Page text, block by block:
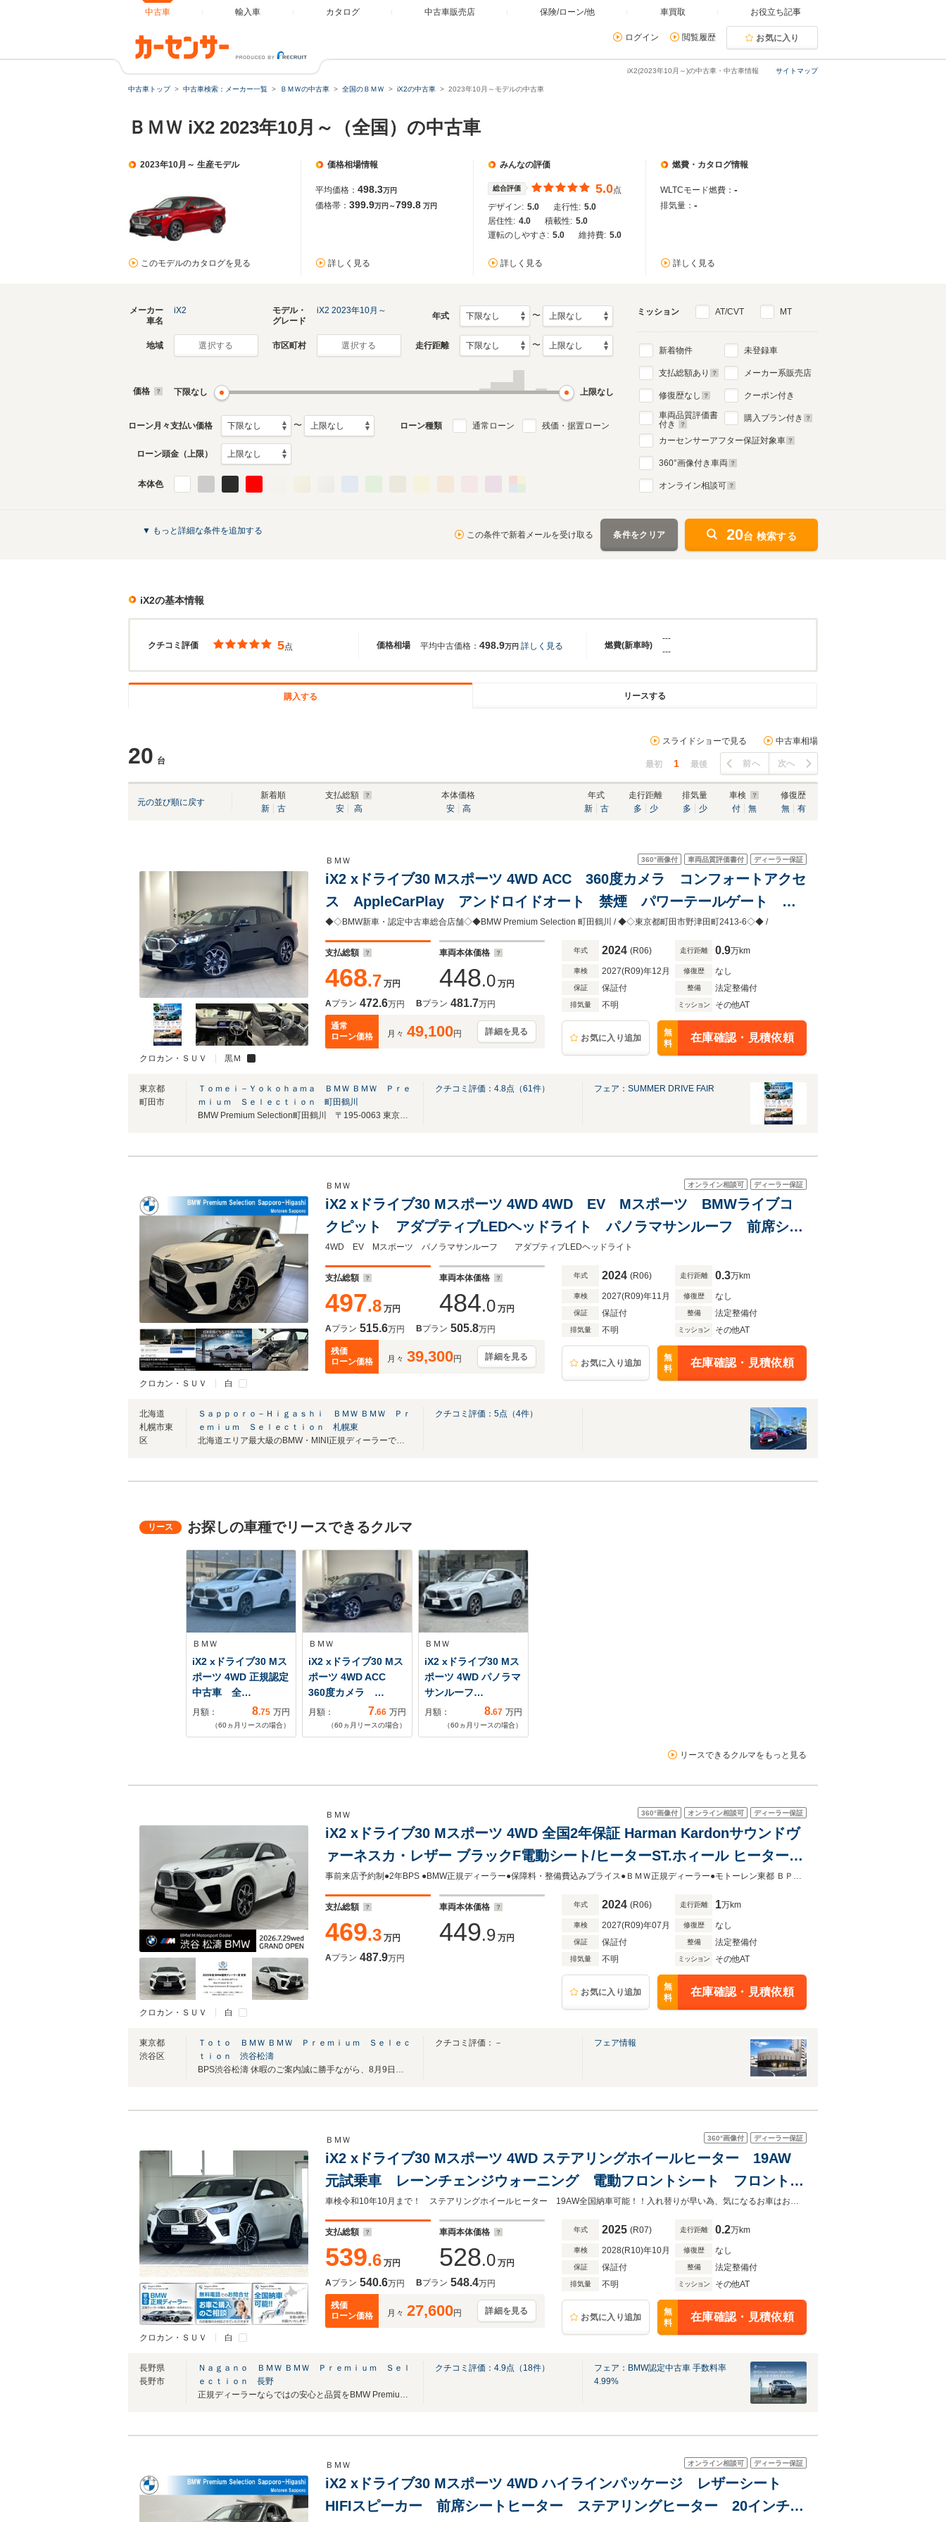
中古車 輸入車 カタログ 中古車販売店 保険/ローン/他 車買取 お役立ち記事
ログイン 閲覧履歴 お気に入り
サイトマップ
iX2(2023年10月～)の中古車・中古車情報
中古車トップ 中古車検索：メーカー一覧 ＢＭＷの中古車 全国のＢＭＷ iX2の中古車 2023年10月～モデルの中古車
ＢＭＷ iX2 2023年10月～（全国）の中古車
2023年10月～ 生産モデル
このモデルのカタログを見る
価格相場情報
平均価格： 498.3万円
価格帯： 399.9万円～799.8 万円
詳しく見る
みんなの評価
総合評価 5.0点
デザイン: 5.0 走行性: 5.0
居住性: 4.0 積載性: 5.0
運転のしやすさ: 5.0 維持費: 5.0
詳しく見る
燃費・カタログ情報
WLTCモード燃費： -
排気量： -
詳しく見る
メーカー
車名
iX2
モデル・
グレード
iX2 2023年10月～
年式 〜
地域 選択する 市区町村 選択する 走行距離 〜
価格 下限なし 上限なし
ローン月々支払い価格 〜 ローン種類 通常ローン 残価・据置ローン
ローン頭金（上限）
本体色
ミッション AT/CVT MT
新着物件
支払総額あり
修復歴なし
車両品質評価書
付き
未登録車
メーカー系販売店
クーポン付き
購入プラン付き
カーセンサーアフター保証対象車
360°画像付き車両
オンライン相談可
▼ もっと詳細な条件を追加する この条件で新着メールを受け取る 条件をクリア 20台 検索する
iX2の基本情報
クチコミ評価 価格相場 燃費(新車時)
5点 平均中古価格： 498.9万円 詳しく見る
---
---
購入する リースする
20 台
スライドショーで見る 中古車相場
最初 1 最後 前へ 次へ
元の並び順に戻す
新着順
新
古
支払総額
安
高
本体価格
安
高
年式
新
古
走行距離
多
少
排気量
多
少
車検
付
無
修復歴
無
有
クロカン・ＳＵＶ 黒Ｍ
360°画像付 車両品質評価書付 ディーラー保証
ＢＭＷ
iX2 xドライブ30 Mスポーツ 4WD ACC 360度カメラ コンフォートアクセ
ス AppleCarPlay アンドロイドオート 禁煙 パワーテールゲート シ
ートヒーター 正規認定中古車 全国正規ディーラー保証付/2年・走行距離
無制限
◆◇BMW新車・認定中古車総合店舗◇◆BMW Premium Selection 町田鶴川 / ◆◇東京都町田市野津田町2413-6◇◆ /
支払総額
468.7 万円
車両本体価格
448.0 万円
Aプラン 472.6万円 Bプラン 481.7万円
通常
ローン価格
月々 49,100円 詳細を見る
年式 2024 (R06) 走行距離 0.9万km
車検 2027(R09)年12月 修復歴 なし
保証 保証付 整備 法定整備付
排気量 不明 ミッション その他AT
お気に入り追加
無
料
在庫確認・見積依頼
東京都
町田市
Ｔｏｍｅｉ－Ｙｏｋｏｈａｍａ ＢＭＷ ＢＭＷ Ｐｒｅ
ｍｉｕｍ Ｓｅｌｅｃｔｉｏｎ 町田鶴川
BMW Premium Selection町田鶴川 〒195-0063 東京都町田市野津田町2413-6
クチコミ評価： 4.8点（61件） フェア：SUMMER DRIVE FAIR
クロカン・ＳＵＶ 白
オンライン相談可 ディーラー保証
ＢＭＷ
iX2 xドライブ30 Mスポーツ 4WD 4WD EV Mスポーツ BMWライブコ
クピット アダプティブLEDヘッドライト パノラマサンルーフ 前席シー
トヒーター ステアヒーター 20インチアロイ 弊社デモカー 認定中古
車 2年保証
4WD EV Mスポーツ パノラマサンルーフ アダプティブLEDヘッドライト
支払総額
497.8 万円
車両本体価格
484.0 万円
Aプラン 515.6万円 Bプラン 505.8万円
残価
ローン価格
月々 39,300円 詳細を見る
年式 2024 (R06) 走行距離 0.3万km
車検 2027(R09)年11月 修復歴 なし
保証 保証付 整備 法定整備付
排気量 不明 ミッション その他AT
お気に入り追加
無
料
在庫確認・見積依頼
北海道
札幌市東
区
Ｓａｐｐｏｒｏ－Ｈｉｇａｓｈｉ ＢＭＷ ＢＭＷ Ｐｒ
ｅｍｉｕｍ Ｓｅｌｅｃｔｉｏｎ 札幌東
北海道エリア最大級のBMW・MINI正規ディーラーです。お好きなクルマをお選びください
クチコミ評価： 5点（4件）
お探しの車種でリースできるクルマ
ＢＭＷ
iX2 xドライブ30 Mス
ポーツ 4WD 正規認定
中古車 全…
月額： 8.75 万円
（60ヵ月リースの場合）
ＢＭＷ
iX2 xドライブ30 Mス
ポーツ 4WD ACC
360度カメラ …
月額： 7.66 万円
（60ヵ月リースの場合）
ＢＭＷ
iX2 xドライブ30 Mス
ポーツ 4WD パノラマ
サンルーフ…
月額： 8.67 万円
（60ヵ月リースの場合）
リースできるクルマをもっと見る
クロカン・ＳＵＶ 白
360°画像付 オンライン相談可 ディーラー保証
ＢＭＷ
iX2 xドライブ30 Mスポーツ 4WD 全国2年保証 Harman Kardonサウンドヴ
ァーネスカ・レザー ブラックF電動シート/ヒーターST.ホィール ヒーターア
ダプティブMサスアダプティブLEDライトDアシストプロパークアシスト
+HUD純正20AW
支払総額
469.3 万円
車両本体価格
449.9 万円
Aプラン 487.9万円
年式 2024 (R06) 走行距離 1万km
車検 2027(R09)年07月 修復歴 なし
保証 保証付 整備 法定整備付
排気量 不明 ミッション その他AT
お気に入り追加
無
料
在庫確認・見積依頼
東京都
渋谷区
Ｔｏｔｏ ＢＭＷ ＢＭＷ Ｐｒｅｍｉｕｍ Ｓｅｌｅｃ
ｔｉｏｎ 渋谷松濤
クチコミ評価：－ フェア情報
クロカン・ＳＵＶ 白
360°画像付 ディーラー保証
ＢＭＷ
iX2 xドライブ30 Mスポーツ 4WD ステアリングホイールヒーター 19AW
元試乗車 レーンチェンジウォーニング 電動フロントシート フロントシ
ートヒーター
支払総額
539.6 万円
車両本体価格
528.0 万円
Aプラン 540.6万円 Bプラン 548.4万円
残価
ローン価格
月々 27,600円 詳細を見る
年式 2025 (R07) 走行距離 0.2万km
車検 2028(R10)年10月 修復歴 なし
保証 保証付 整備 法定整備付
排気量 不明 ミッション その他AT
お気に入り追加
無
料
在庫確認・見積依頼
長野県
長野市
Ｎａｇａｎｏ ＢＭＷ ＢＭＷ Ｐｒｅｍｉｕｍ Ｓｅｌ
ｅｃｔｉｏｎ 長野
クチコミ評価： 4.9 点（ 18件）
フェア：BMW認定中古車 手数料率
4.99%
オンライン相談可 ディーラー保証
ＢＭＷ
iX2 xドライブ30 Mスポーツ 4WD ハイラインパッケージ レザーシート
HIFIスピーカー 前席シートヒーター ステアリングヒーター 20インチア